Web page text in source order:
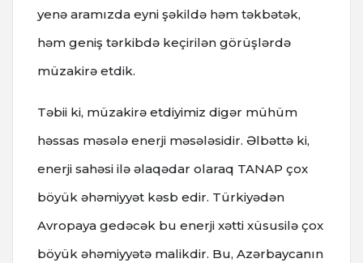
yenə aramızda eyni şəkildə həm təkbətək,
həm geniş tərkibdə keçirilən görüşlərdə
müzakirə etdik.
Təbii ki, müzakirə etdiyimiz digər mühüm
həssas məsələ enerji məsələsidir. Əlbəttə ki,
enerji sahəsi ilə əlaqədar olaraq TANAP çox
böyük əhəmiyyət kəsb edir. Türkiyədən
Avropaya gedəcək bu enerji xətti xüsusilə çox
böyük əhəmiyyətə malikdir. Bu, Azərbaycanın